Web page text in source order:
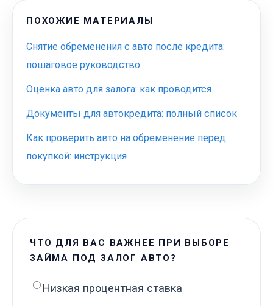
ПОХОЖИЕ МАТЕРИАЛЫ
Снятие обременения с авто после кредита:
пошаговое руководство
Оценка авто для залога: как проводится
Документы для автокредита: полный список
Как проверить авто на обременение перед
покупкой: инструкция
ЧТО ДЛЯ ВАС ВАЖНЕЕ ПРИ ВЫБОРЕ
ЗАЙМА ПОД ЗАЛОГ АВТО?
Низкая процентная ставка